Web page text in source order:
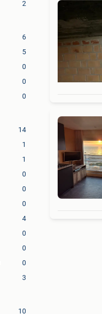
2
6
5
0
0
0
14
1
1
0
0
0
4
0
0
0
3
10